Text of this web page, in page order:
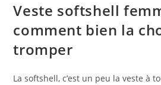
Veste softshell
comment bien la
tromper
La softshell, c’est un peu la veste à